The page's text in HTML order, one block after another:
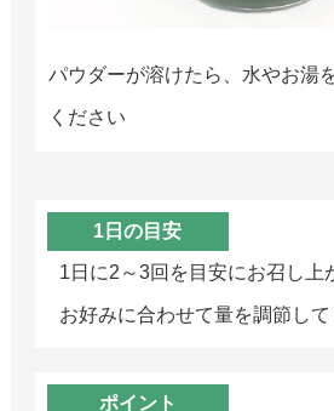
パウダーが溶けたら、水やお湯
ください
1日の目安
1日に2～3回を目安にお召し上
お好みに合わせて量を調節して
ポイント